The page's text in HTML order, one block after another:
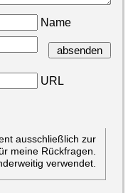
Name
URL
ausschließlich zur
meine Rückfragen.
verwendet.